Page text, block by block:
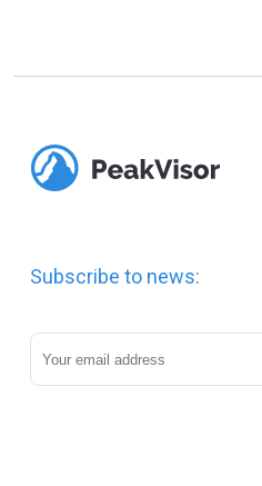
Subscribe to news: